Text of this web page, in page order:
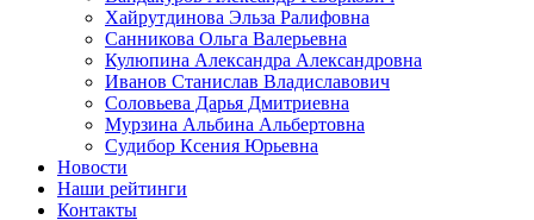
Хайрутдинова Эльза Ралифовна
Санникова Ольга Валерьевна
Кулюпина Александра Александровна
Иванов Станислав Владиславович
Соловьева Дарья Дмитриевна
Мурзина Альбина Альбертовна
Судибор Ксения Юрьевна
Новости
Наши рейтинги
Контакты